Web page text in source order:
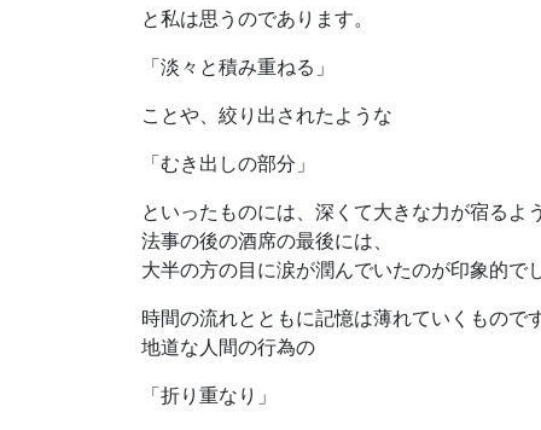
と私は思うのであります。
「淡々と積み重ねる」
ことや、絞り出されたような
「むき出しの部分」
といったものには、深くて大きな力が宿るよう
法事の後の酒席の最後には、
大半の方の目に涙が潤んでいたのが印象的でし
時間の流れとともに記憶は薄れていくものです
地道な人間の行為の
「折り重なり」